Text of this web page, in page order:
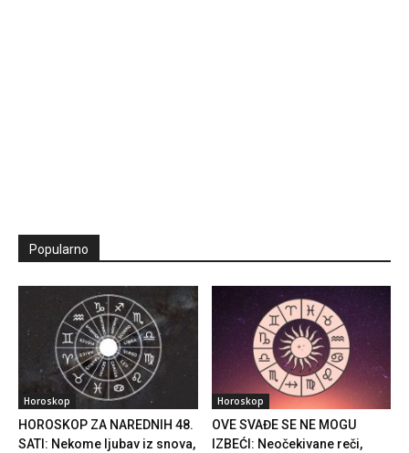
Popularno
Horoskop
HOROSKOP ZA NAREDNIH 48.
SATI: Nekome ljubav iz snova,
Horoskop
OVE SVAĐE SE NE MOGU
IZBEĆI: Neočekivane reči,